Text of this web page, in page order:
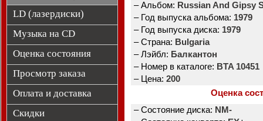
LD (лазердиски)
Музыка на CD
Оценка состояния
Просмотр заказа
Оплата и доставка
Скидки
– Альбом: Russian And Gipsy
– Год выпуска альбома: 1979
– Год выпуска диска: 1979
– Страна: Bulgaria
– Лэйбл: Балкантон
– Номер в каталоге: BTA 10451
– Цена: 200
Оценка
– Состояние диска: NM-